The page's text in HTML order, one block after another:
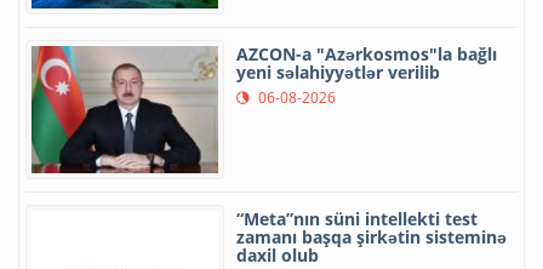
AZCON-a "Azərkosmos"la bağlı
yeni səlahiyyətlər verilib
06-08-2026
“Meta”nın süni intellekti test
zamanı başqa şirkətin sisteminə
daxil olub